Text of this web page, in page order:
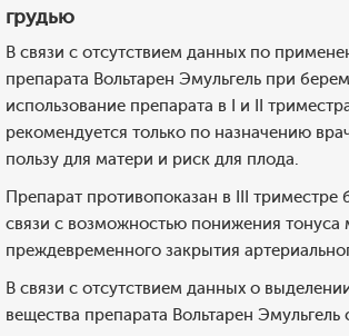
грудью
В связи с отсутствием данных по
препарата Вольтарен Эмульгель при
использование препарата в I и II
рекомендуется только по назначению
пользу для матери и риск для плода.
Препарат противопоказан в III триместре
связи с возможностью понижения тонуса
преждевременного закрытия
В связи с отсутствием данных о
вещества препарата Вольтарен Эмульгель